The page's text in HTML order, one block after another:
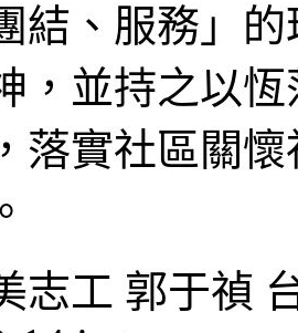
結、服務」
，並持之以
落實社區關
志工 郭于禎